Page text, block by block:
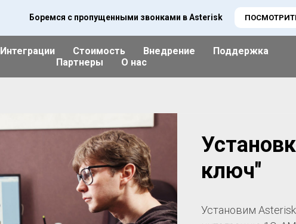
Боремся с пропущенными звонками в Asterisk
Интеграции Стоимость Внедрение
Поддержка
Партнеры
О нас
ключ"
Установим